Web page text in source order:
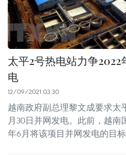
太平2号热电站力争2022
电
12/09/2021 03:30
越南政府副总理黎文成要求太
月30日并网发电。此前，越南
年6月将该项目并网发电的目标